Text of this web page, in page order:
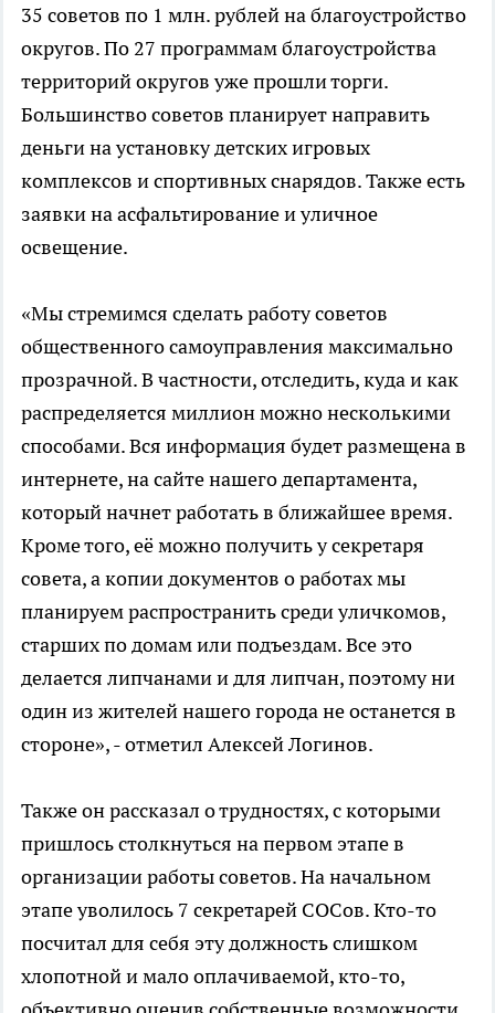
35 советов по 1 млн. рублей на благоустройство
округов. По 27 программам благоустройства
территорий округов уже прошли торги.
Большинство советов планирует направить
деньги на установку детских игровых
комплексов и спортивных снарядов. Также есть
заявки на асфальтирование и уличное
освещение.
«Мы стремимся сделать работу советов
общественного самоуправления максимально
прозрачной. В частности, отследить, куда и как
распределяется миллион можно несколькими
способами. Вся информация будет размещена в
интернете, на сайте нашего департамента,
который начнет работать в ближайшее время.
Кроме того, её можно получить у секретаря
совета, а копии документов о работах мы
планируем распространить среди уличкомов,
старших по домам или подъездам. Все это
делается липчанами и для липчан, поэтому ни
один из жителей нашего города не останется в
стороне», - отметил Алексей Логинов.
Также он рассказал о трудностях, с которыми
пришлось столкнуться на первом этапе в
организации работы советов. На начальном
этапе уволилось 7 секретарей СОСов. Кто-то
посчитал для себя эту должность слишком
хлопотной и мало оплачиваемой, кто-то,